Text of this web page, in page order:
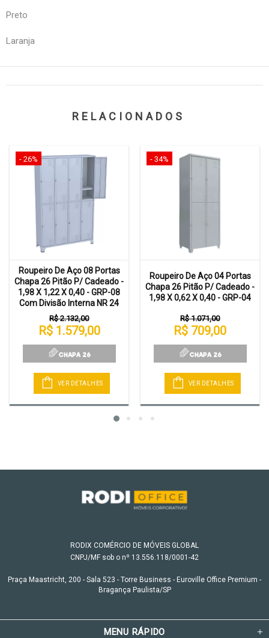
Preto
Laranja
RELACIONADOS
- 26%
Roupeiro De Aço 08 Portas
Chapa 26 Pitão P/ Cadeado -
1,98 X 1,22 X 0,40 - GRP-08
Com Divisão Interna NR 24
R$ 2.132,00
R$ 1.579,00
VER DETALHES
- 34%
Roupeiro De Aço 04 Portas
Chapa 26 Pitão P/ Cadeado -
1,98 X 0,62 X 0,40 - GRP-04
R$ 1.071,00
R$ 709,00
VER DETALHES
RODIX COMÉRCIO DE MÓVEIS GLOBAL
CNPJ/MF sob o nº 13.556.118/0001-42
Praça Maastricht, 200 - Sala 523 - Torre Business - Euroville Office Premium -
Bragança Paulista/SP
MENU RÁPIDO